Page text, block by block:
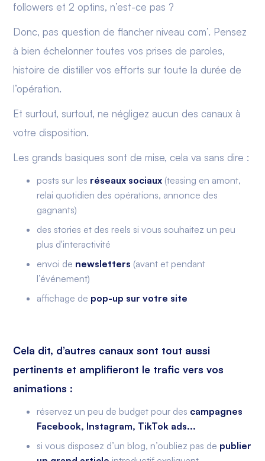
followers et 2 optins, n’est-ce pas ?
Donc, pas question de flancher niveau com’. Pensez
à bien échelonner toutes vos prises de paroles,
histoire de distiller vos efforts sur toute la durée de
l’opération.
Et surtout, surtout, ne négligez aucun des canaux à
votre disposition.
Les grands basiques sont de mise, cela va sans dire :
posts sur les réseaux sociaux (teasing en amont,
relai quotidien des opérations, annonce des
gagnants)
des stories et des reels si vous souhaitez un peu
plus d'interactivité
envoi de newsletters (avant et pendant
l’événement)
affichage de pop-up sur votre site
Cela dit, d’autres canaux sont tout aussi
pertinents et amplifieront le trafic vers vos
animations :
réservez un peu de budget pour des campagnes
Facebook, Instagram, TikTok ads...
si vous disposez d’un blog, n’oubliez pas de publier